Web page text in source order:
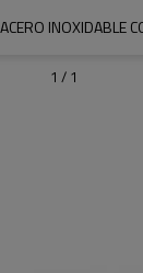
INOXIDABLE
1 / 1